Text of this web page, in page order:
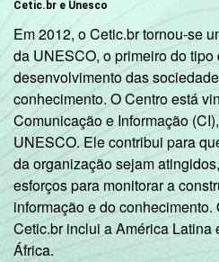
Cetic.br e Unesco
Em 2012, o Cetic.br tornou-se
da UNESCO, o primeiro do
desenvolvimento das
conhecimento. O Centro está
Comunicação e Informação
UNESCO. Ele contribui para
da organização sejam
esforços para monitorar a
informação e do
Cetic.br inclui a América Latina
África.